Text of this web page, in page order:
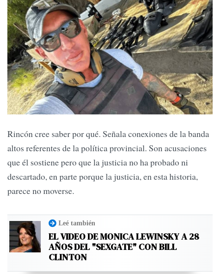
Rincón cree saber por qué. Señala conexiones de la banda
altos referentes de la política provincial. Son acusaciones
que él sostiene pero que la justicia no ha probado ni
descartado, en parte porque la justicia, en esta historia,
parece no moverse.
Leé también
EL VIDEO DE MONICA LEWINSKY A 28
AÑOS DEL "SEXGATE" CON BILL
CLINTON